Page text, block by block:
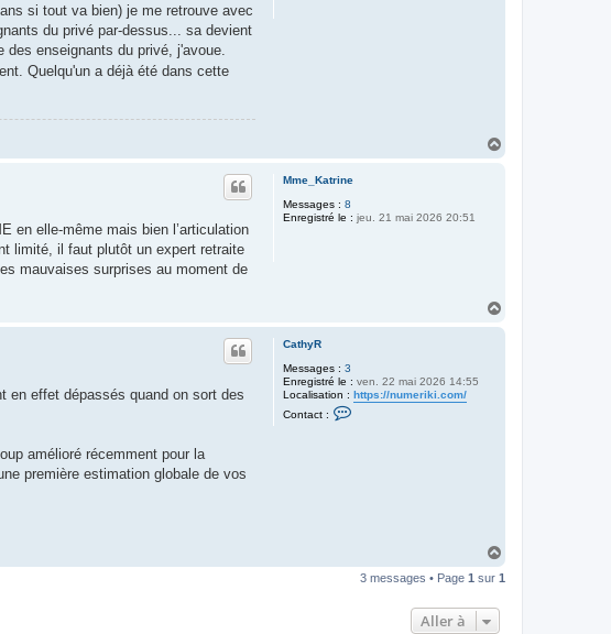
si tout va bien) je me retrouve avec
du privé par-dessus... sa devient
enseignants du privé, j'avoue.
Quelqu'un a déjà été dans cette
Mme_Katrine
Messages : 8
Enregistré le : jeu. 21 mai 2026 20:51
en elle-même mais bien l’articulation
limité, il faut plutôt un expert retraite
mauvaises surprises au moment de
CathyR
Messages : 3
Enregistré le : ven. 22 mai 2026 14:55
Localisation : https://numeriki.com/
Contact :
h
y
en effet dépassés quand on sort des
amélioré récemment pour la
première estimation globale de vos
u
3 messages • Page 1 sur 1
Aller à